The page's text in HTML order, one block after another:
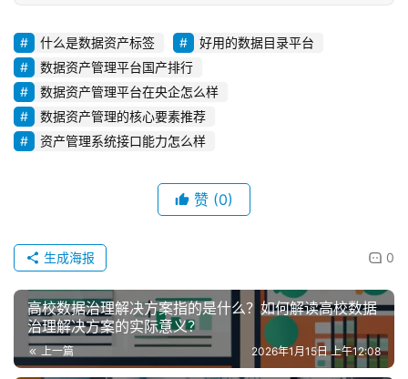
什么是数据资产标签
好用的数据目录平台
数据资产管理平台国产排行
数据资产管理平台在央企怎么样
数据资产管理的核心要素推荐
资产管理系统接口能力怎么样
赞 (0)
0
生成海报
高校数据治理解决方案指的是什么？如何解读高校数据
治理解决方案的实际意义？
上一篇 2026年1月15日 上午12:08